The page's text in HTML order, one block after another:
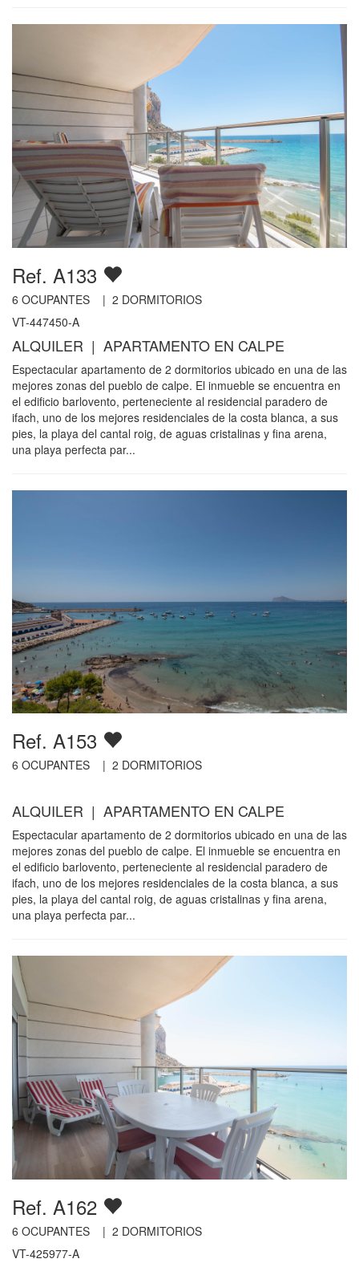
Ref. A133
6 OCUPANTES | 2 DORMITORIOS
VT-447450-A
ALQUILER | APARTAMENTO EN CALPE
Espectacular apartamento de 2 dormitorios ubicado en una de las
mejores zonas del pueblo de calpe. El inmueble se encuentra en
el edificio barlovento, perteneciente al residencial paradero de
ifach, uno de los mejores residenciales de la costa blanca, a sus
pies, la playa del cantal roig, de aguas cristalinas y fina arena,
una playa perfecta par...
Ref. A153
6 OCUPANTES | 2 DORMITORIOS
ALQUILER | APARTAMENTO EN CALPE
Espectacular apartamento de 2 dormitorios ubicado en una de las
mejores zonas del pueblo de calpe. El inmueble se encuentra en
el edificio barlovento, perteneciente al residencial paradero de
ifach, uno de los mejores residenciales de la costa blanca, a sus
pies, la playa del cantal roig, de aguas cristalinas y fina arena,
una playa perfecta par...
Ref. A162
6 OCUPANTES | 2 DORMITORIOS
VT-425977-A